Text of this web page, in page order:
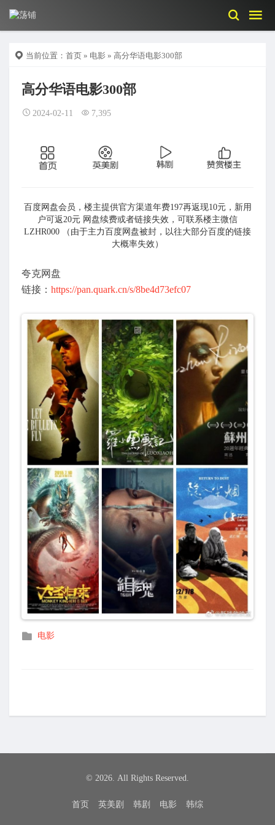
当前位置： 首页 » 电影 » 高分华语电影300部
高分华语电影300部
2024-02-11 7,395
百度网盘会员，楼主提供官方渠道年费197再返现10元，新用
户可返20元 网盘续费或者链接失效，可联系楼主微信
LZHR000 （由于主力百度网盘被封，以往大部分百度的链接
大概率失效）
夸克网盘
链接： https://pan.quark.cn/s/8be4d73efc07
发
电影
© 2026. All Rights Reserved.
首页 英美剧 韩剧 电影 韩综